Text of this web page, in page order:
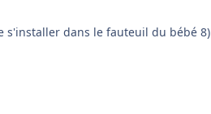
s'installer dans le fauteuil du bébé 8)